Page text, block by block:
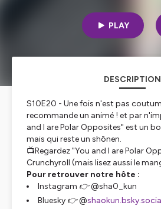
PLAY
DESCRIPTION
S10E20 - Une fois n'est pas
recommande un animé ! et par
and I are Polar Opposites" est un
mais qui reste un shōnen.
📺Regardez "You and I are Polar
Crunchyroll (mais lisez aussi le
Pour retrouver notre hôte :
Instagram 👉 @sha0_kun
Bluesky 👉 @